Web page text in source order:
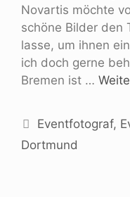
Novartis möchte
schöne Bilder den
lasse, um ihnen
ich doch gerne
Bremen ist …
Eventfotograf,
Dortmund